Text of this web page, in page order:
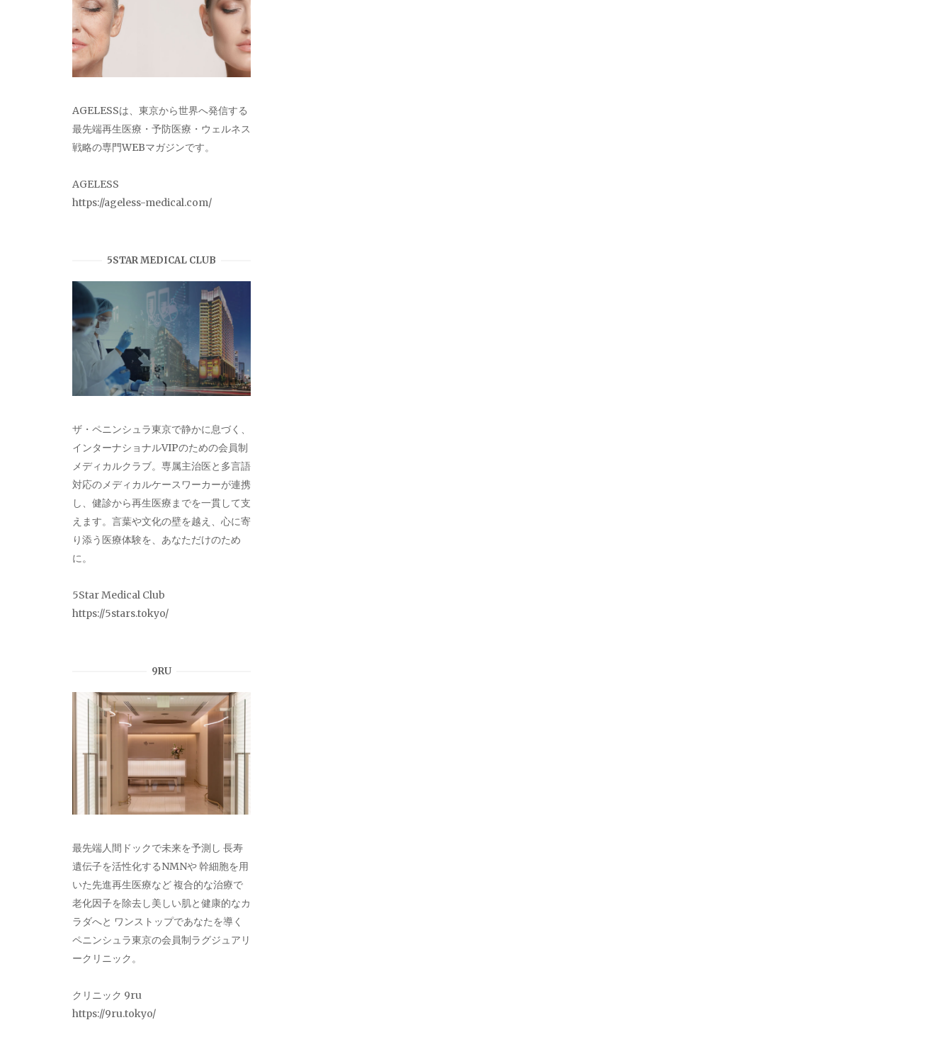
AGELESSは、東京から世界へ発信する
最先端再生医療・予防医療・ウェルネス
戦略の専門WEBマガジンです。
AGELESS
https://ageless-medical.com/
5STAR MEDICAL CLUB
ザ・ペニンシュラ東京で静かに息づく、
インターナショナルVIPのための会員制
メディカルクラブ。専属主治医と多言語
対応のメディカルケースワーカーが連携
し、健診から再生医療までを一貫して支
えます。言葉や文化の壁を越え、心に寄
り添う医療体験を、あなただけのため
に。
5Star Medical Club
https://5stars.tokyo/
9RU
最先端人間ドックで未来を予測し 長寿
遺伝子を活性化するNMNや 幹細胞を用
いた先進再生医療など 複合的な治療で
老化因子を除去し美しい肌と健康的なカ
ラダへと ワンストップであなたを導く
ペニンシュラ東京の会員制ラグジュアリ
ークリニック。
クリニック 9ru
https://9ru.tokyo/